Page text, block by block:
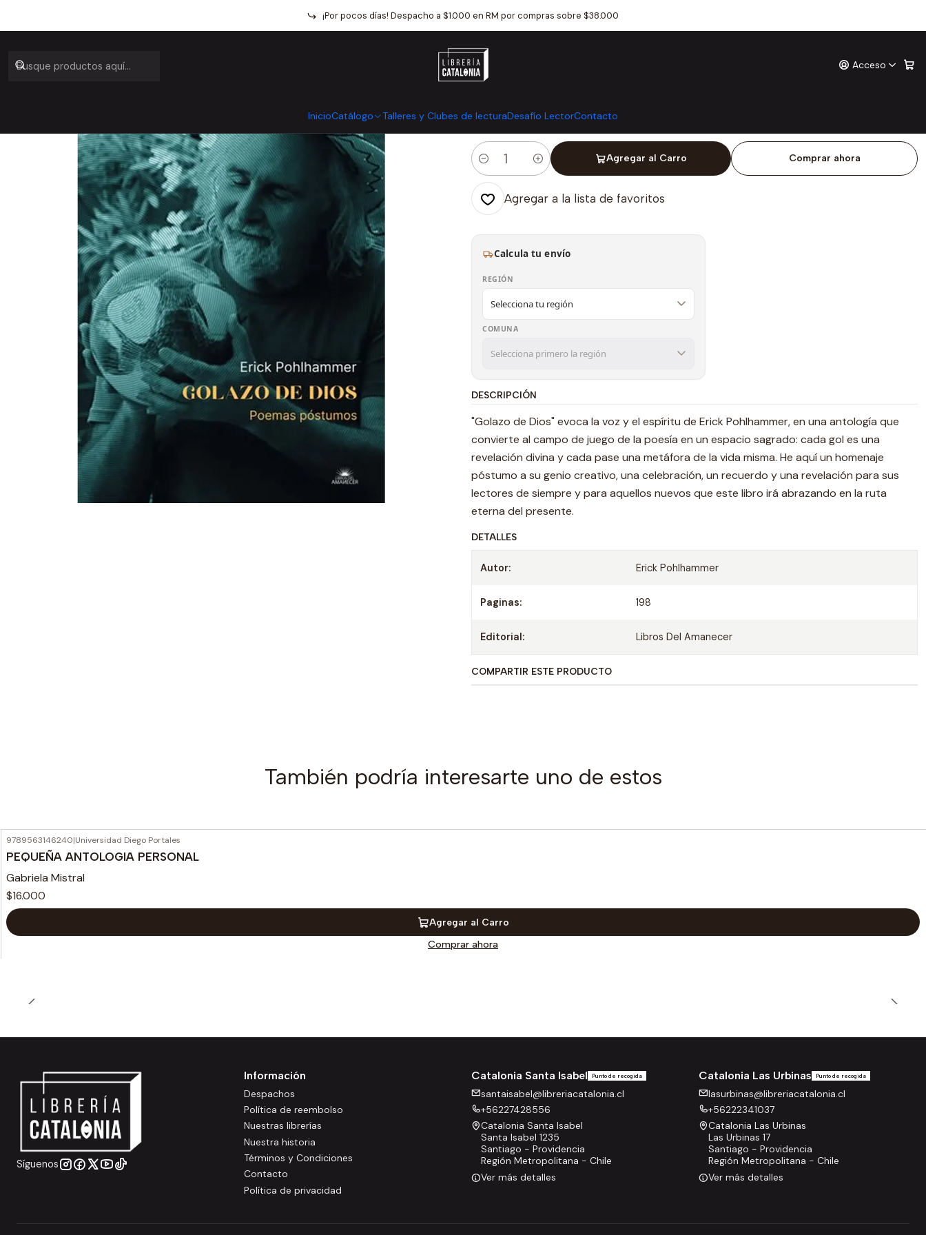
Acceso
InicioCatálogo Talleres y Clubes de lecturaDesafío LectorContacto
¡Por pocos días! Despacho a $1.000 en RM por compras sobre $38.000
Catálogo Poesía y Estudios literarios Poesia Golazo De Dios Poemas Postumos
|
Golazo De Dios Poemas Postumos
Mostrar stock de ubicaciones
Cantidad
Agregar al Carro Comprar ahora
Agregar a la lista de favoritos
Calcula tu envío
REGIÓN
COMUNA
DESCRIPCIÓN
"Golazo de Dios" evoca la voz y el espíritu de Erick Pohlhammer, en una antología que
convierte al campo de juego de la poesía en un espacio sagrado: cada gol es una
revelación divina y cada pase una metáfora de la vida misma. He aquí un homenaje
póstumo a su genio creativo, una celebración, un recuerdo y una revelación para sus
lectores de siempre y para aquellos nuevos que este libro irá abrazando en la ruta
eterna del presente.
DETALLES
Autor: Erick Pohlhammer
Paginas: 198
Editorial: Libros Del Amanecer
COMPARTIR ESTE PRODUCTO
También podría interesarte uno de estos
9789563146240|Universidad Diego Portales
PEQUEÑA ANTOLOGIA PERSONAL
Gabriela Mistral
$16.000
Agregar al Carro
Comprar ahora
Síguenos
Información
Despachos
Política de reembolso
Nuestras librerías
Nuestra historia
Términos y Condiciones
Contacto
Política de privacidad
Catalonia Santa Isabel Punto de recogida
santaisabel@libreriacatalonia.cl
+56227428556
Catalonia Santa Isabel
Santa Isabel 1235
Santiago - Providencia
Región Metropolitana - Chile
Ver más detalles
Catalonia Las Urbinas Punto de recogida
lasurbinas@libreriacatalonia.cl
+56222341037
Catalonia Las Urbinas
Las Urbinas 17
Santiago - Providencia
Región Metropolitana - Chile
Ver más detalles